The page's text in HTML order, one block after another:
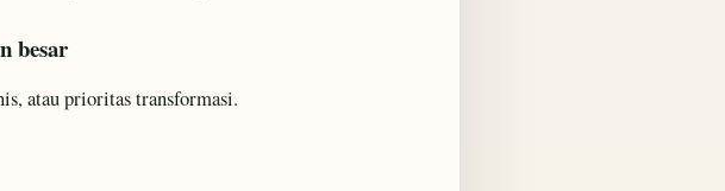
besar
atau prioritas transformasi.